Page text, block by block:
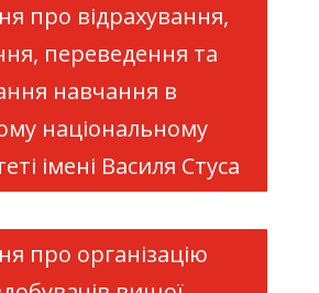
про відрахування,
переведення та
навчання в
національному
імені Василя Стуса
про організацію